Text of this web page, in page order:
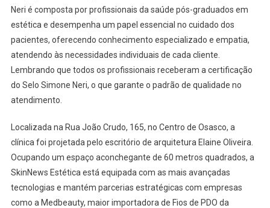
Neri é composta por profissionais da saúde pós-graduados em
estética e desempenha um papel essencial no cuidado dos
pacientes, oferecendo conhecimento especializado e empatia,
atendendo às necessidades individuais de cada cliente.
Lembrando que todos os profissionais receberam a certificação
do Selo Simone Neri, o que garante o padrão de qualidade no
atendimento.
Localizada na Rua João Crudo, 165, no Centro de Osasco, a
clínica foi projetada pelo escritório de arquitetura Elaine Oliveira.
Ocupando um espaço aconchegante de 60 metros quadrados, a
SkinNews Estética está equipada com as mais avançadas
tecnologias e mantém parcerias estratégicas com empresas
como a Medbeauty, maior importadora de Fios de PDO da